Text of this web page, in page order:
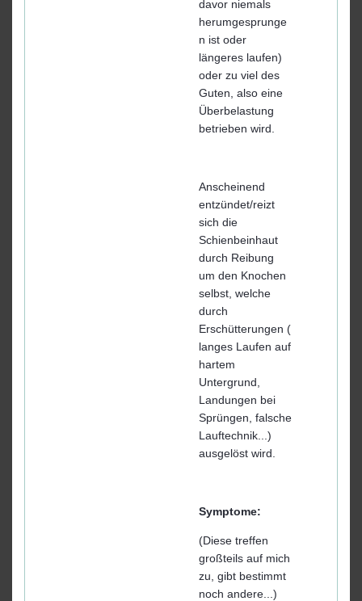
davor niemals
herumgesprunge
n ist oder
längeres laufen)
oder zu viel des
Guten, also eine
Überbelastung
betrieben wird.
Anscheinend
entzündet/reizt
sich die
Schienbeinhaut
durch Reibung
um den Knochen
selbst, welche
durch
Erschütterungen (
langes Laufen auf
hartem
Untergrund,
Landungen bei
Sprüngen, falsche
Lauftechnik...)
ausgelöst wird.
Symptome:
(Diese treffen
großteils auf mich
zu, gibt bestimmt
noch andere...)